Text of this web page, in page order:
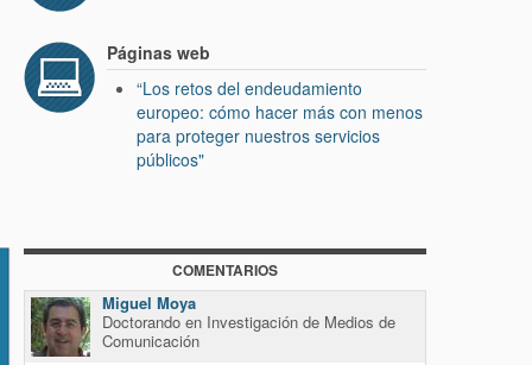
Páginas web
“Los retos del endeudamiento
europeo: cómo hacer más con menos
para proteger nuestros servicios
públicos"
COMENTARIOS
Miguel Moya
Doctorando en Investigación de Medios de
Comunicación